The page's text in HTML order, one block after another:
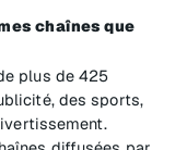
chaînes que
plus de 425
des sports,